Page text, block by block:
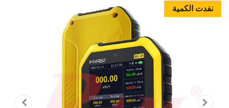
نفدت الكمية